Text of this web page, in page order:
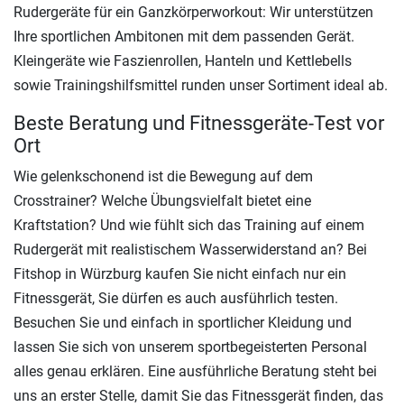
Rudergeräte für ein Ganzkörperworkout: Wir unterstützen
Ihre sportlichen Ambitonen mit dem passenden Gerät.
Kleingeräte wie Faszienrollen, Hanteln und Kettlebells
sowie Trainingshilfsmittel runden unser Sortiment ideal ab.
Beste Beratung und Fitnessgeräte-Test vor
Ort
Wie gelenkschonend ist die Bewegung auf dem
Crosstrainer? Welche Übungsvielfalt bietet eine
Kraftstation? Und wie fühlt sich das Training auf einem
Rudergerät mit realistischem Wasserwiderstand an? Bei
Fitshop in Würzburg kaufen Sie nicht einfach nur ein
Fitnessgerät, Sie dürfen es auch ausführlich testen.
Besuchen Sie und einfach in sportlicher Kleidung und
lassen Sie sich von unserem sportbegeisterten Personal
alles genau erklären. Eine ausführliche Beratung steht bei
uns an erster Stelle, damit Sie das Fitnessgerät finden, das